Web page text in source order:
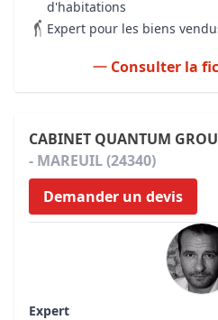
d'habitations
Expert pour les biens
Consulter la
CABINET QUANTUM
- MAREUIL (24340)
Demander un devis
Expert